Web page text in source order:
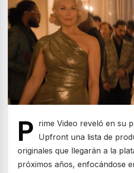
P rime Video reveló en su
Upfront una lista de
originales que llegarán a la
próximos años, enfocándose